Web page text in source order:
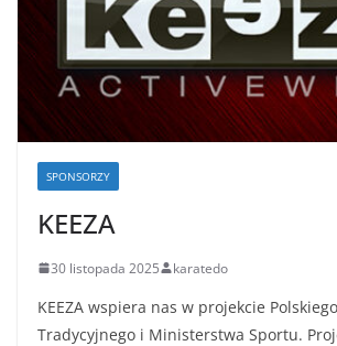
SPONSORZY
KEEZA
30 listopada 2025 karatedo
KEEZA wspiera nas w projekcie
Tradycyjnego i Ministerstwa Sportu.